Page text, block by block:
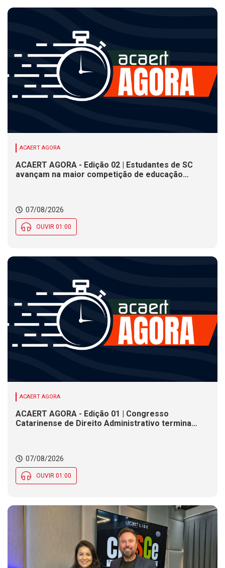
ACAERT AGORA
ACAERT AGORA - Edição 02 | Estudantes de SC
avançam na maior competição de educação
Social nesta sexta (7)
07/08/2026
OUVIR 01:00
ACAERT AGORA
ACAERT AGORA - Edição 01 | Congresso
Catarinense de Direito Administrativo termina
mantém em parte de SC
07/08/2026
OUVIR 01:00